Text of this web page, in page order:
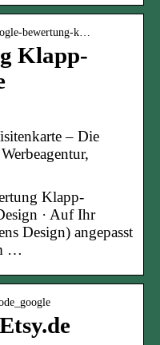
bewertung-k…
Klapp-
– Die
Klapp-
· Auf Ihr
Design) angepasst
…